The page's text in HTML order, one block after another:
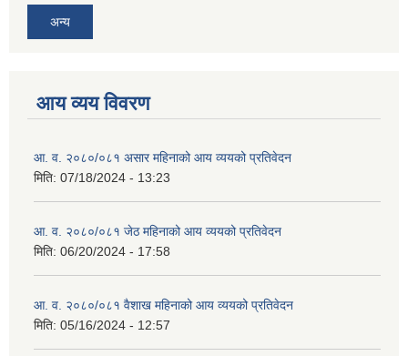
अन्य
आय व्यय विवरण
आ. व. २०८०/०८१ असार महिनाको आय व्ययको प्रतिवेदन
मिति: 07/18/2024 - 13:23
आ. व. २०८०/०८१ जेठ महिनाको आय व्ययको प्रतिवेदन
मिति: 06/20/2024 - 17:58
आ. व. २०८०/०८१ वैशाख महिनाको आय व्ययको प्रतिवेदन
मिति: 05/16/2024 - 12:57